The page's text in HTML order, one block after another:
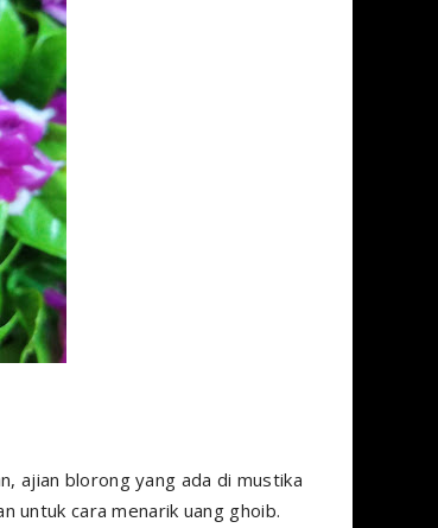
ajian blorong yang ada di mustika
untuk cara menarik uang ghoib.